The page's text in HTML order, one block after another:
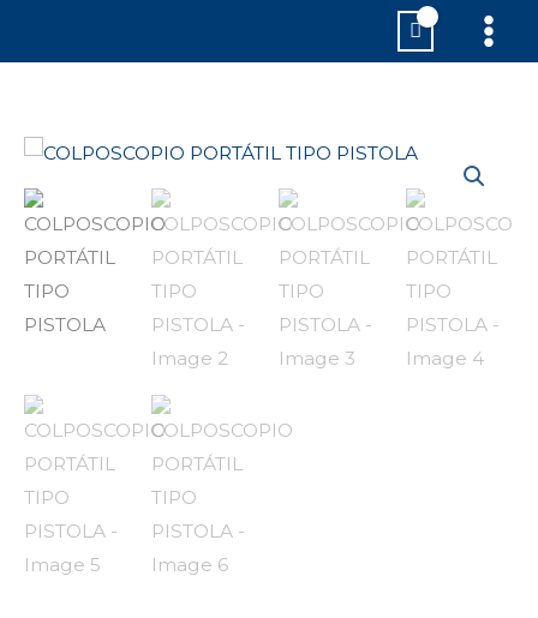
COLPOSCOPIO
PORTÁTIL
TIPO
PISTOLA
cantidad